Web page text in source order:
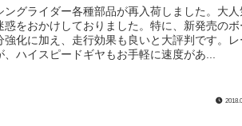
ングライダー各種部品が再入荷しました。大人
惑をおかけしておりました。特に、新発売のボ
強化に加え、走行効果も良いと大評判です。レ
ハイスピードギヤもお手軽に速度があ...